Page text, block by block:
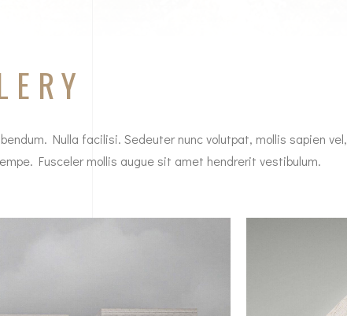
Nulla facilisi. Sedeuter nunc volutpat, mollis sapien vel,
Fusceler mollis augue sit amet hendrerit vestibulum.